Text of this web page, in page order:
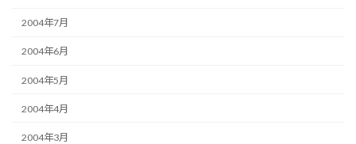
2004年7月
2004年6月
2004年5月
2004年4月
2004年3月